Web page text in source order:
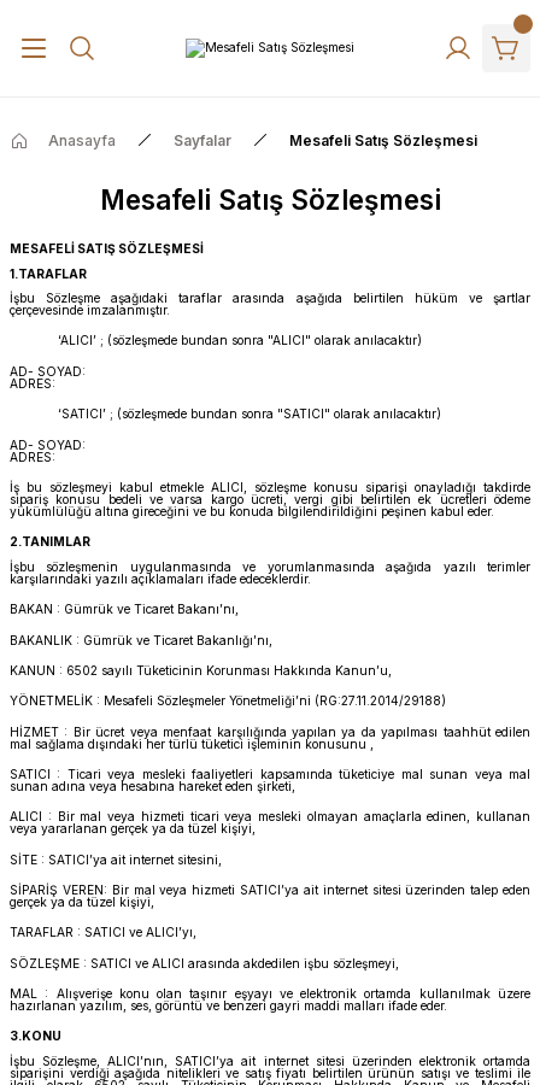
Anasayfa Sayfalar Mesafeli Satış Sözleşmesi
Mesafeli Satış Sözleşmesi
MESAFELİ SATIŞ SÖZLEŞMESİ
1.TARAFLAR
İşbu Sözleşme aşağıdaki taraflar arasında aşağıda belirtilen hüküm ve şartlar
çerçevesinde imzalanmıştır.
‘ALICI’ ; (sözleşmede bundan sonra "ALICI" olarak anılacaktır)
AD- SOYAD:
ADRES:
‘SATICI’ ; (sözleşmede bundan sonra "SATICI" olarak anılacaktır)
AD- SOYAD:
ADRES:
İş bu sözleşmeyi kabul etmekle ALICI, sözleşme konusu siparişi onayladığı takdirde
sipariş konusu bedeli ve varsa kargo ücreti, vergi gibi belirtilen ek ücretleri ödeme
yükümlülüğü altına gireceğini ve bu konuda bilgilendirildiğini peşinen kabul eder.
2.TANIMLAR
İşbu sözleşmenin uygulanmasında ve yorumlanmasında aşağıda yazılı terimler
karşılarındaki yazılı açıklamaları ifade edeceklerdir.
BAKAN : Gümrük ve Ticaret Bakanı’nı,
BAKANLIK : Gümrük ve Ticaret Bakanlığı’nı,
KANUN : 6502 sayılı Tüketicinin Korunması Hakkında Kanun’u,
YÖNETMELİK : Mesafeli Sözleşmeler Yönetmeliği’ni (RG:27.11.2014/29188)
HİZMET : Bir ücret veya menfaat karşılığında yapılan ya da yapılması taahhüt edilen
mal sağlama dışındaki her türlü tüketici işleminin konusunu ,
SATICI : Ticari veya mesleki faaliyetleri kapsamında tüketiciye mal sunan veya mal
sunan adına veya hesabına hareket eden şirketi,
ALICI : Bir mal veya hizmeti ticari veya mesleki olmayan amaçlarla edinen, kullanan
veya yararlanan gerçek ya da tüzel kişiyi,
SİTE : SATICI’ya ait internet sitesini,
SİPARİŞ VEREN: Bir mal veya hizmeti SATICI’ya ait internet sitesi üzerinden talep eden
gerçek ya da tüzel kişiyi,
TARAFLAR : SATICI ve ALICI’yı,
SÖZLEŞME : SATICI ve ALICI arasında akdedilen işbu sözleşmeyi,
MAL : Alışverişe konu olan taşınır eşyayı ve elektronik ortamda kullanılmak üzere
hazırlanan yazılım, ses, görüntü ve benzeri gayri maddi malları ifade eder.
3.KONU
İşbu Sözleşme, ALICI’nın, SATICI’ya ait internet sitesi üzerinden elektronik ortamda
siparişini verdiği aşağıda nitelikleri ve satış fiyatı belirtilen ürünün satışı ve teslimi ile